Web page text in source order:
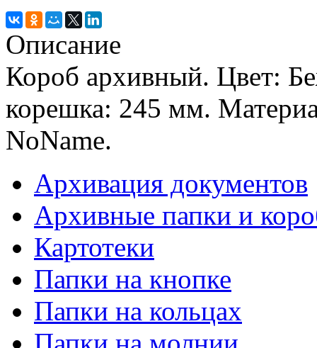
Описание
Короб архивный. Цвет:
корешка: 245 мм.
NoName.
Архивация документов
Архивные папки и
Картотеки
Папки на кнопке
Папки на кольцах